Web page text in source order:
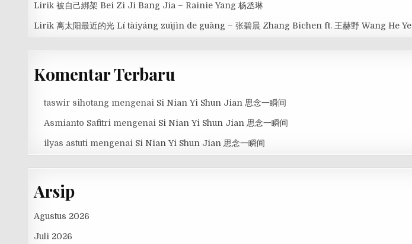
Lirik 被自己綁架 Bei Zi Ji Bang Jia – Rainie Yang 杨丞琳
Lirik 离太阳最近的光 Lí tàiyáng zuìjìn de guāng – 张碧晨 Zhang Bichen ft. 王赫野 Wang He Ye
Komentar Terbaru
taswir sihotangmengenai Si Nian Yi Shun Jian 思念一瞬间
Asmianto Safitri mengenai Si Nian Yi Shun Jian 思念一瞬间
ilyas astuti mengenai Si Nian Yi Shun Jian 思念一瞬间
Arsip
Agustus 2026
Juli 2026